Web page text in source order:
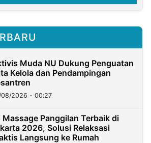
Muda NU Dukung Penguatan
Kelola dan Pendampingan
2026 - 00:27
Massage Panggilan Terbaik di
2026, Solusi Relaksasi
Langsung ke Rumah